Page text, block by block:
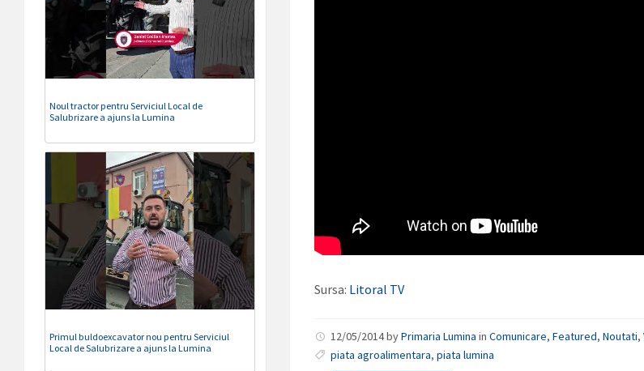
Sursa: Litoral TV
12/05/2014byPrimaria Lumina inComunicare,Featured,Noutati,
piata agroalimentara,piata lumina
Noul tractor pentru Serviciul Local de
Salubrizare a ajuns la Lumina
Primul buldoexcavator nou pentru Serviciul
Local de Salubrizare a ajuns la Lumina